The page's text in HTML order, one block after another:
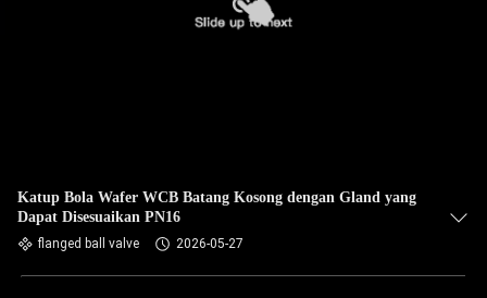
Katup Bola Wafer WCB Batang Kosong dengan Gland yang
Dapat Disesuaikan PN16
flanged ball valve 2026-05-27